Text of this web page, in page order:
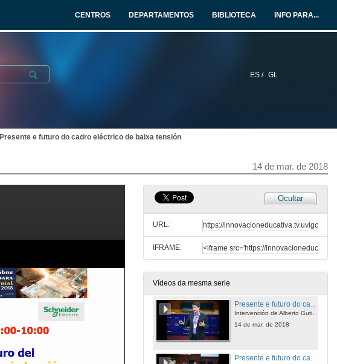
CENTROS DEPARTAMENTOS BIBLIOTECA INFO PARA...
ES / GL
Submit
Presente e futuro do cadro eléctrico de baixa tensión
14 de mar. de 2018
Ocultar
URL:
IFRAME:
Vídeos da mesma serie
JAI 2018 Entrevista a Aitor Fernandez
13 de mar. de 2018
PiIares de fabricación automatizada na industria 4.0: Historias de éxito
Intervención de Jaume Catalán
JAI 2018 Entrevista a Jaume Catalan
Industry Manager Automotive España-Portugal, SICK
13 de mar. de 2018
Intervención de Alberto Gutiérrez
14 de mar. de 2018
Presente e futuro do cadro eléctrico de baixa tensión - Quenda de cuestións